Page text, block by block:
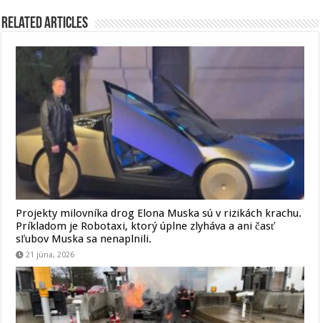
Related Articles
Projekty milovníka drog Elona Muska sú v rizikách krachu.
Príkladom je Robotaxi, ktorý úplne zlyháva a ani časť
sľubov Muska sa nenaplnili.
21 júna, 2026